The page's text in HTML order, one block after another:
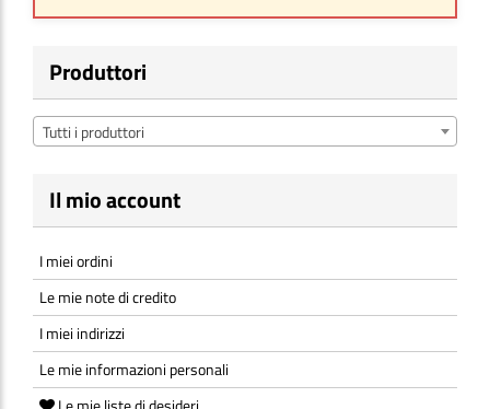
Produttori
Tutti i produttori
Il mio account
I miei ordini
Le mie note di credito
I miei indirizzi
Le mie informazioni personali